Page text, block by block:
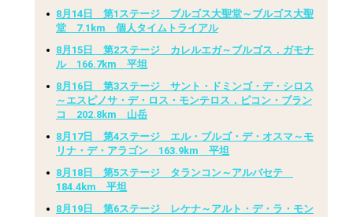
8月14日 第1ステージ ブルゴス大聖堂～ブルゴス大聖
堂 7.1km 個人タイムトライアル
8月15日 第2ステージ カレルエガ～ブルゴス．ガモナ
ル 166.7km 平坦
8月16日 第3ステージ サント・ドミンゴ・デ・シロス
～エスピノサ・デ・ロス・モンテロス．ピコン・ブラン
コ 202.8km 山岳
8月17日 第4ステージ エル・ブルゴ・デ・オスマ～モ
リナ・デ・アラゴン 163.9km 平坦
8月18日 第5ステージ タランコン～アルバセテ
184.4km 平坦
8月19日 第6ステージ レケナ～アルト・デ・ラ・モン